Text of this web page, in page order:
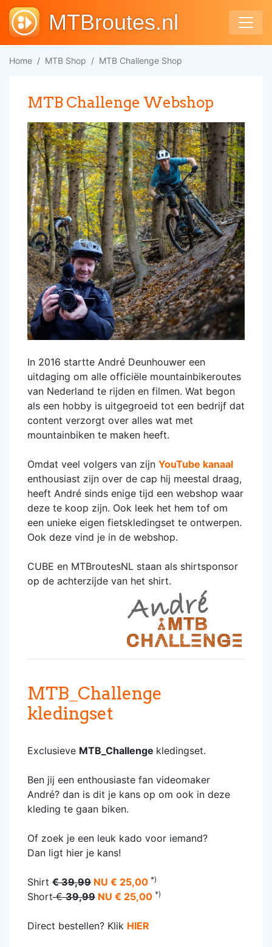
MTBroutes.nl
Home MTB Shop MTB Challenge Shop
MTB Challenge Webshop
In 2016 startte André Deunhouwer een
uitdaging om alle officiële mountainbikeroutes
van Nederland te rijden en filmen. Wat begon
als een hobby is uitgegroeid tot een bedrijf dat
content verzorgt over alles wat met
mountainbiken te maken heeft.
Omdat veel volgers van zijn YouTube kanaal
enthousiast zijn over de cap hij meestal draag,
heeft André sinds enige tijd een webshop waar
deze te koop zijn. Ook leek het hem tof om
een unieke eigen fietskledingset te ontwerpen.
Ook deze vind je in de webshop.
CUBE en MTBroutesNL staan als shirtsponsor
op de achterzijde van het shirt.
MTB_Challenge
kledingset
Exclusieve MTB_Challenge kledingset.
Ben jij een enthousiaste fan videomaker
André? dan is dit je kans op om ook in deze
kleding te gaan biken.
Of zoek je een leuk kado voor iemand?
Dan ligt hier je kans!
Shirt € 39,99 NU € 25,00 *)
Short€39,99 NU € 25,00 *)
Direct bestellen? Klik HIER